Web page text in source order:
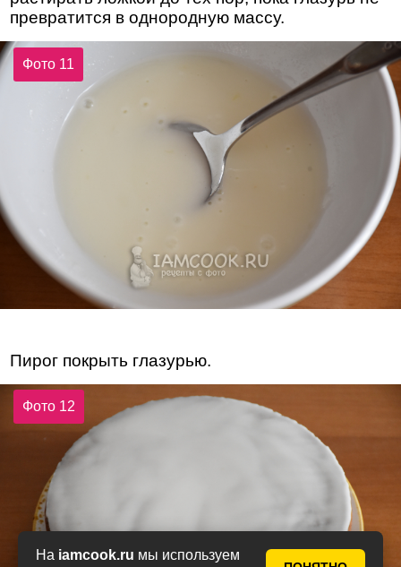
На iamcook.ru мы используем
превратится в однородную массу.
Фото 11
Пирог покрыть глазурью.
Фото 12